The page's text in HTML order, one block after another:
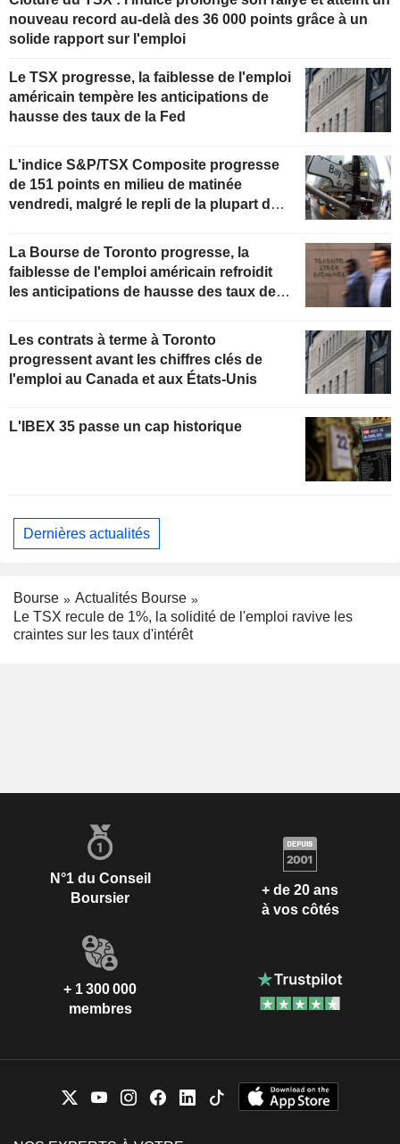
nouveau record au-delà des 36 000 points grâce à un
solide rapport sur l'emploi
Le TSX progresse, la faiblesse de l'emploi
américain tempère les anticipations de
hausse des taux de la Fed
L'indice S&P/TSX Composite progresse
de 151 points en milieu de matinée
vendredi, malgré le repli de la plupart des
La Bourse de Toronto progresse, la
faiblesse de l'emploi américain refroidit
les anticipations de hausse des taux de la
Les contrats à terme à Toronto
progressent avant les chiffres clés de
l'emploi au Canada et aux États-Unis
L'IBEX 35 passe un cap historique
Dernières actualités
Bourse
Actualités Bourse
Le TSX recule de 1%, la solidité de l'emploi ravive les
craintes sur les taux d'intérêt
N°1 du Conseil
Boursier
+ de 20 ans
à vos côtés
+ 1 300 000
membres